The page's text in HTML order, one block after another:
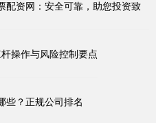
配资网：安全可靠，助您投资致
操作与风险控制要点
些？正规公司排名